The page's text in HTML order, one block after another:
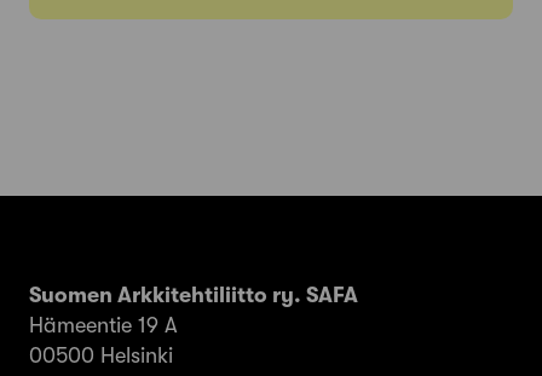
Suomen Arkkitehtiliitto ry. SAFA
Hämeentie 19 A
00500 Helsinki